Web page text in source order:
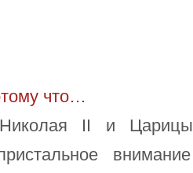
что…
II и